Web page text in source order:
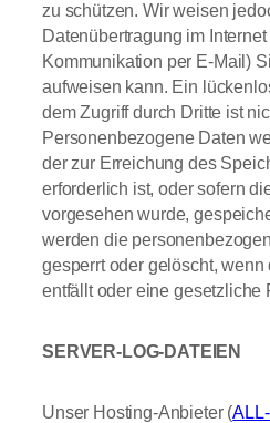
zu schützen. Wir weisen
Datenübertragung im
Kommunikation per E-Mail)
aufweisen kann. Ein
dem Zugriff durch Dritte ist
Personenbezogene Daten
der zur Erreichung des
erforderlich ist, oder sofern
vorgesehen wurde,
werden die
gesperrt oder gelöscht,
entfällt oder eine gesetzliche
SERVER-LOG-DATEIEN
Unser Hosting-Anbieter (